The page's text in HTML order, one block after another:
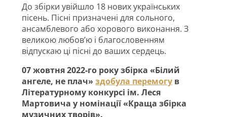
До збірки увійшло 18 нових українських
пісень. Пісні призначені для сольного,
ансамблевого або хорового виконання. З
великою любов’ю і благословенням
відпускаю ці пісні до ваших сердець.
07 жовтня 2022-го року збірка «Білий
ангеле, не плач» здобула перемогу в
Літературному конкурсі ім. Леся
Мартовича у номінації «Краща збірка
музичних творів».